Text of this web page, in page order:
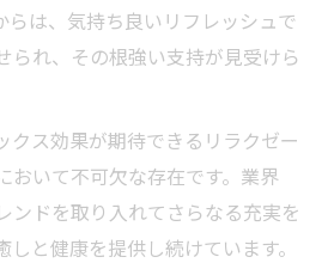
らは、気持ち良いリフレッシュで
られ、その根強い支持が見受けら
ス効果が期待できるリラクゼー
おいて不可欠な存在です。業界
ンドを取り入れてさらなる充実を
と健康を提供し続けています。